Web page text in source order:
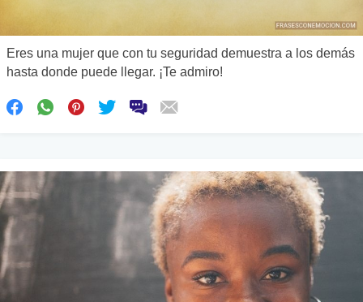
Eres una mujer que con tu seguridad demuestra a los demás
hasta donde puede llegar. ¡Te admiro!